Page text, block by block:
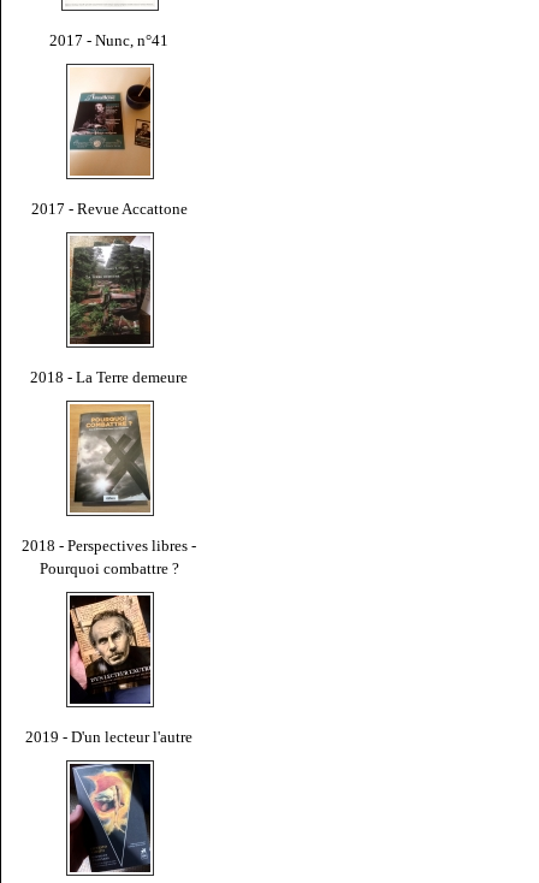
2017 - Nunc, n°41
2017 - Revue Accattone
2018 - La Terre demeure
2018 - Perspectives libres -
Pourquoi combattre ?
2019 - D'un lecteur l'autre